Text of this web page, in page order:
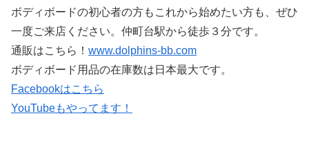
ボディボードの初心者の方もこれから始めたい方も、ぜひ
一度ご来店ください。仲町台駅から徒歩３分です。
通販はこちら！ www.dolphins-bb.com
ボディボード用品の在庫数は日本最大です。
Facebookはこちら
YouTubeもやってます！